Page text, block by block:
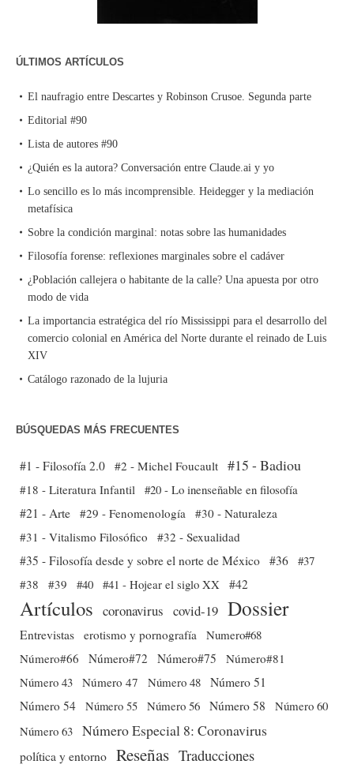
ÚLTIMOS ARTÍCULOS
El naufragio entre Descartes y Robinson Crusoe. Segunda parte
Editorial #90
Lista de autores #90
¿Quién es la autora? Conversación entre Claude.ai y yo
Lo sencillo es lo más incomprensible. Heidegger y la mediación
metafísica
Sobre la condición marginal: notas sobre las humanidades
Filosofía forense: reflexiones marginales sobre el cadáver
¿Población callejera o habitante de la calle? Una apuesta por otro
modo de vida
La importancia estratégica del río Mississippi para el desarrollo del
comercio colonial en América del Norte durante el reinado de Luis
XIV
Catálogo razonado de la lujuria
BÚSQUEDAS MÁS FRECUENTES
#1 - Filosofía 2.0 #2 - Michel Foucault #15 - Badiou
#18 - Literatura Infantil #20 - Lo inenseñable en filosofía
#21 - Arte #29 - Fenomenología #30 - Naturaleza
#31 - Vitalismo Filosófico
#32 - Sexualidad
#35 - Filosofía desde y sobre el norte de México #36 #37
#38
#39 #40 #41 - Hojear el siglo XX #42
Artículos coronavirus covid-19 Dossier
Entrevistas erotismo y pornografía Numero#68
Número#66
Número#72 Número#75
Número#81
Número 43 Número 47 Número 48 Número 51
Número 54 Número 55 Número 56 Número 58
Número 60
Número 63 Número Especial 8: Coronavirus
política y entorno Reseñas Traducciones